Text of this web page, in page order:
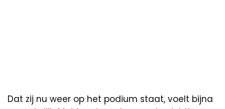
Dat zij nu weer op het podium staat, voelt bijna